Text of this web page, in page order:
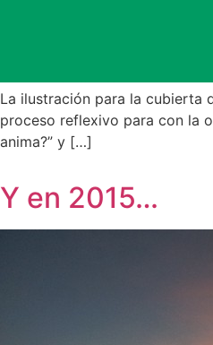
La ilustración para la cubierta
proceso reflexivo para con la
anima?” y […]
Y en 2015…